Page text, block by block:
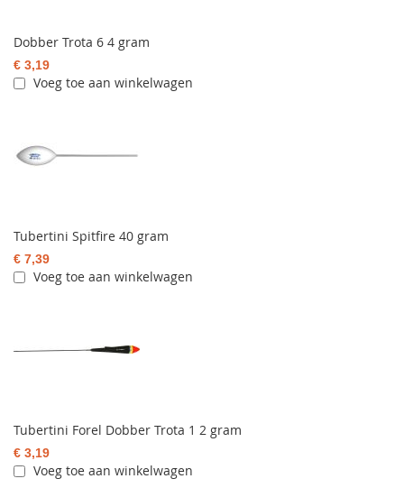
Dobber Trota 6 4 gram
€ 3,19
Voeg toe aan winkelwagen
Tubertini Spitfire 40 gram
€ 7,39
Voeg toe aan winkelwagen
Tubertini Forel Dobber Trota 1 2 gram
€ 3,19
Voeg toe aan winkelwagen